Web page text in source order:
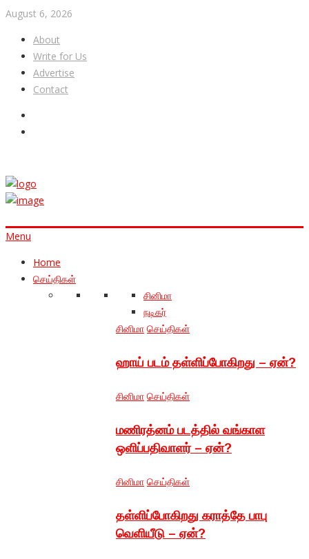
August 6, 2026
About
Write for Us
Advertise
Contact
Menu
Home
செய்திகள்
சினிமா
நடிகர்
சினிமா செய்திகள்
ஹாய் படம் தள்ளிப்போகிறது – ஏன்?
சினிமா செய்திகள்
மணிரத்னம் படத்தில் வங்காள
ஒளிப்பதிவாளர் – ஏன்?
சினிமா செய்திகள்
தள்ளிப்போகிறது கராத்தே பாபு
வெளியீடு – ஏன்?